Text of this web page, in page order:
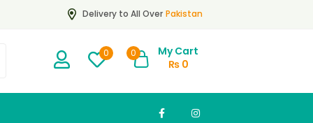
Delivery to All Over Pakistan
0 0
My Cart
₨0